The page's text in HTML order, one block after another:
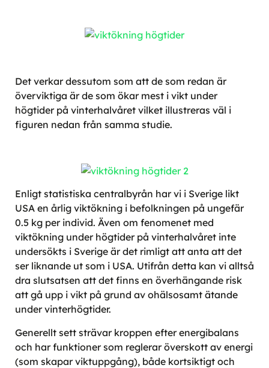
Det verkar dessutom som att de som redan är
överviktiga är de som ökar mest i vikt under
högtider på vinterhalvåret vilket illustreras väl i
figuren nedan från samma studie.
Enligt statistiska centralbyrån har vi i Sverige likt
USA en årlig viktökning i befolkningen på ungefär
0.5 kg per individ. Även om fenomenet med
viktökning under högtider på vinterhalvåret inte
undersökts i Sverige är det rimligt att anta att det
ser liknande ut som i USA. Utifrån detta kan vi alltså
dra slutsatsen att det finns en överhängande risk
att gå upp i vikt på grund av ohälsosamt ätande
under vinterhögtider.
Generellt sett strävar kroppen efter energibalans
och har funktioner som reglerar överskott av energi
(som skapar viktuppgång), både kortsiktigt och